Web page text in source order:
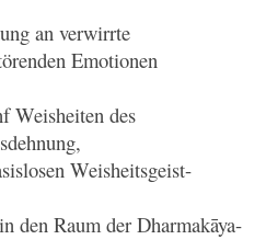
an verwirrte
Emotionen
Weisheiten des
Weisheitsgeist-
den Raum der Dharmakāya-